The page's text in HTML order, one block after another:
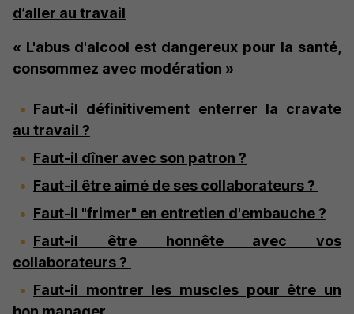
d’aller au travail
« L'abus d'alcool est dangereux pour la santé,
consommez avec modération »
Faut-il définitivement enterrer la cravate
au travail ?
Faut-il dîner avec son patron ?
Faut-il être aimé de ses collaborateurs ?
Faut-il "frimer" en entretien d'embauche ?
Faut-il être honnête avec vos
collaborateurs ?
Faut-il montrer les muscles pour être un